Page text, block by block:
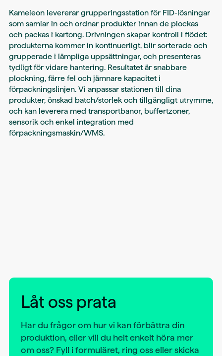
Kameleon levererar grupperingsstation för FID-lösningar
som samlar in och ordnar produkter innan de plockas
och packas i kartong. Drivningen skapar kontroll i flödet:
produkterna kommer in kontinuerligt, blir sorterade och
grupperade i lämpliga uppsättningar, och presenteras
tydligt för vidare hantering. Resultatet är snabbare
plockning, färre fel och jämnare kapacitet i
förpackningslinjen. Vi anpassar stationen till dina
produkter, önskad batch/storlek och tillgängligt utrymme,
och kan leverera med transportbanor, buffertzoner,
sensorik och enkel integration med
förpackningsmaskin/WMS.
Låt oss prata
Har du frågor om hur vi kan förbättra din
produktion, eller vill du helt enkelt höra mer
om oss? Fyll i formuläret, ring oss eller skicka